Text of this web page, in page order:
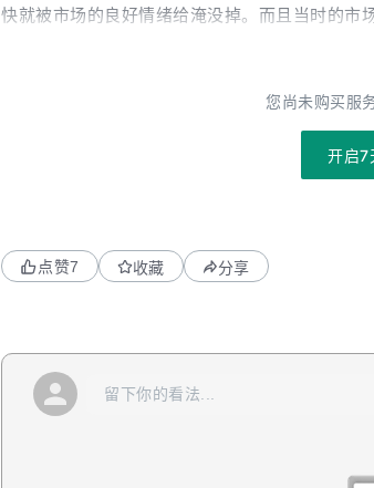
快就被市场的良好情绪给淹没掉。而且当时的市
看来，市场终于是开始关注到油价上涨带来的
搭配上当前较热的情绪，出现一个小幅回调的可
接近尾声，市场的焦点会转移走而不确定性则表
我来说完全是一个可以硬扛过去的风险，没必要
业盈利还在扩张中，AI变现的逻辑也还没有被市
要我预测的话，我认为会在5%以内，即不太会
我）不幸买到了像微软这种，之前没有涨的股票
的下跌空间。BTW, 这也是我认为市场不会大跌
多说一句。目前市场的趋势确实是在往加息的方
您尚未购买服
开启7
点赞7 收藏 分享